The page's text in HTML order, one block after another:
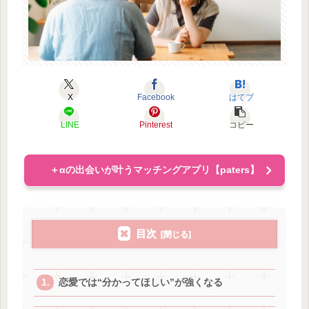
X Facebook はてブ
LINE Pinterest コピー
＋αの出会いが叶うマッチングアプリ【paters】
目次
恋愛では“分かってほしい”が強くなる